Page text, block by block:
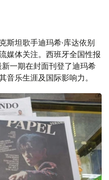
斯坦歌手迪玛希·库达依别
媒体关注。西班牙全国性报
一期在封面刊登了迪玛希
音乐生涯及国际影响力。